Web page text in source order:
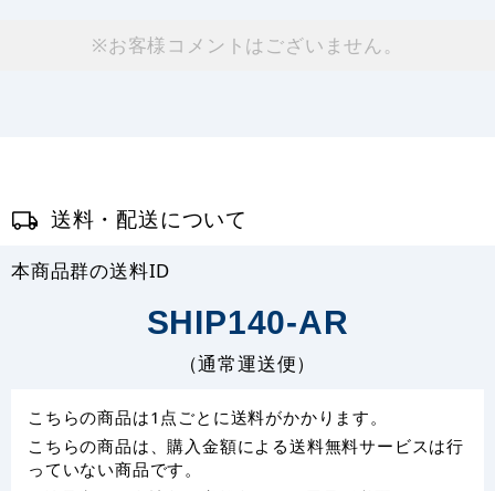
※お客様コメントはございません。
送料・配送について
本商品群の送料ID
SHIP140-AR
（通常運送便）
こちらの商品は1点ごとに送料がかかります。
こちらの商品は、購入金額による送料無料サービスは行
っていない商品です。